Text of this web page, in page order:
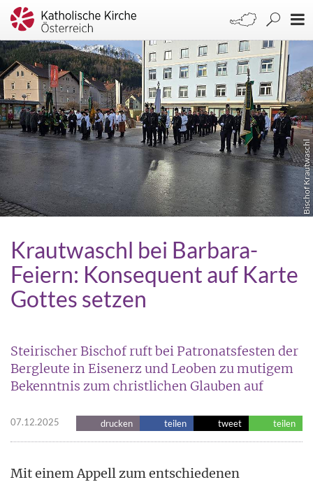
Bischof Krautwaschl
Krautwaschl bei Barbara-
Feiern: Konsequent auf Karte
Gottes setzen
Steirischer Bischof ruft bei Patronatsfesten der
Bergleute in Eisenerz und Leoben zu mutigem
Bekenntnis zum christlichen Glauben auf
07.12.2025 drucken teilen tweet teilen
Mit einem Appell zum entschiedenen